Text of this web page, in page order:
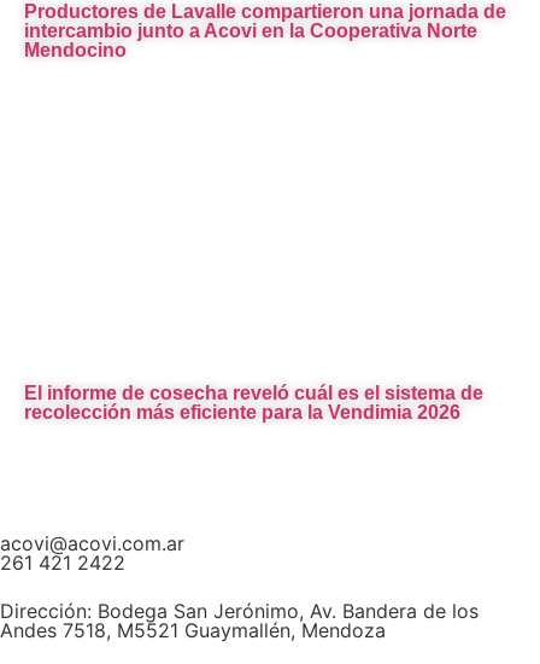
Productores de Lavalle compartieron una jornada de
intercambio junto a Acovi en la Cooperativa Norte
Mendocino
El informe de cosecha reveló cuál es el sistema de
recolección más eficiente para la Vendimia 2026
acovi@acovi.com.ar
261 421 2422
Dirección: Bodega San Jerónimo, Av. Bandera de los
Andes 7518, M5521 Guaymallén, Mendoza